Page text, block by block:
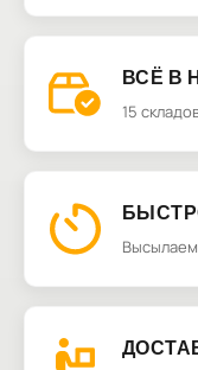
ВСЁ В
15